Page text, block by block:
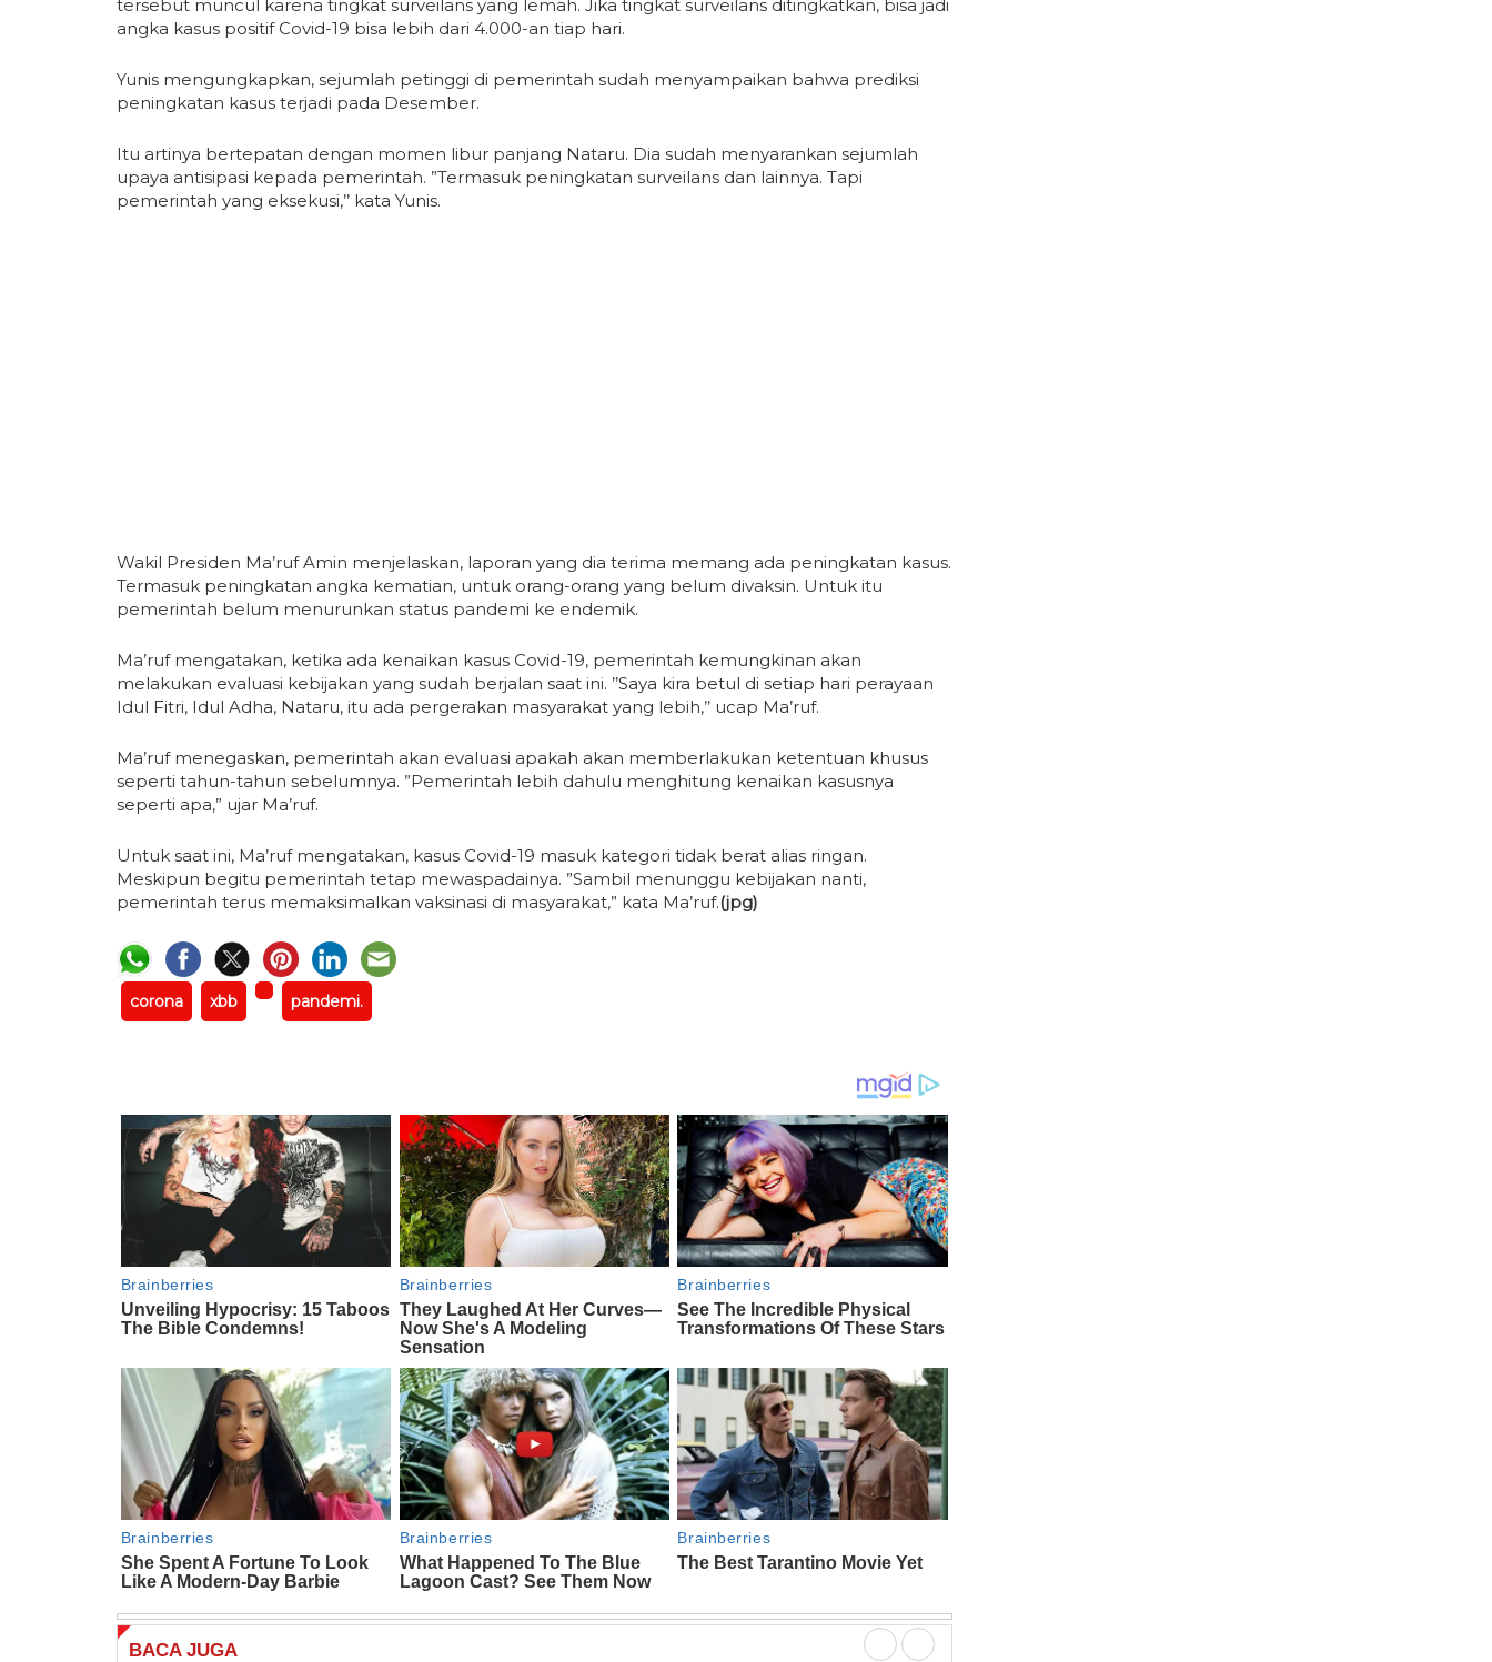
tersebut muncul karena tingkat surveilans yang lemah. Jika tingkat surveilans ditingkatkan, bisa jadi
angka kasus positif Covid-19 bisa lebih dari 4.000-an tiap hari.
Yunis mengungkapkan, sejumlah petinggi di pemerintah sudah menyampaikan bahwa prediksi
peningkatan kasus terjadi pada Desember.
Itu artinya bertepatan dengan momen libur panjang Nataru. Dia sudah menyarankan sejumlah
upaya antisipasi kepada pemerintah. ”Termasuk peningkatan surveilans dan lainnya. Tapi
pemerintah yang eksekusi,’’ kata Yunis.
Wakil Presiden Ma’ruf Amin menjelaskan, laporan yang dia terima memang ada peningkatan kasus.
Termasuk peningkatan angka kematian, untuk orang-orang yang belum divaksin. Untuk itu
pemerintah belum menurunkan status pandemi ke endemik.
Ma’ruf mengatakan, ketika ada kenaikan kasus Covid-19, pemerintah kemungkinan akan
melakukan evaluasi kebijakan yang sudah berjalan saat ini. ’’Saya kira betul di setiap hari perayaan
Idul Fitri, Idul Adha, Nataru, itu ada pergerakan masyarakat yang lebih,’’ ucap Ma’ruf.
Ma’ruf menegaskan, pemerintah akan evaluasi apakah akan memberlakukan ketentuan khusus
seperti tahun-tahun sebelumnya. ”Pemerintah lebih dahulu menghitung kenaikan kasusnya
seperti apa,” ujar Ma’ruf.
Untuk saat ini, Ma’ruf mengatakan, kasus Covid-19 masuk kategori tidak berat alias ringan.
Meskipun begitu pemerintah tetap mewaspadainya. ”Sambil menunggu kebijakan nanti,
pemerintah terus memaksimalkan vaksinasi di masyarakat,” kata Ma’ruf.(jpg)
corona xbb pandemi.
BACA JUGA